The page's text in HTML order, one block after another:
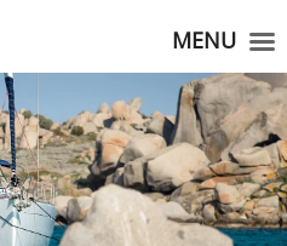
MENU